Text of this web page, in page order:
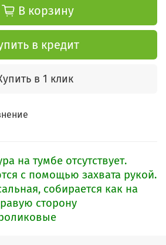
В корзину
в кредит
в 1 клик
на тумбе отсутствует.
с помощью захвата рукой.
собирается как на
сторону